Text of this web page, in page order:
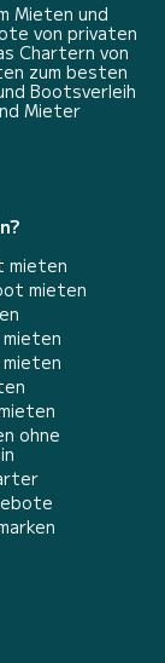
Mieten und
von privaten
Chartern von
zum besten
Bootsverleih
Mieter
mieten
mieten
ohne